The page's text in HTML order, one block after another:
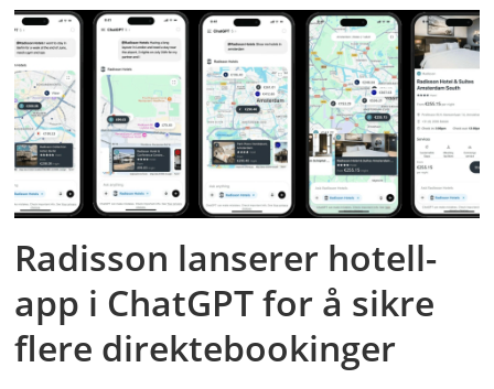
Radisson lanserer hotell-
app i ChatGPT for å sikre
flere direktebookinger